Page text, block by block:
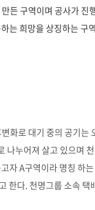
든 구역이며 공사가 진
는 희망을 상징하는 구
화로 대기 중의 공기는
나누어져 살고 있으며
자 A구역이라 명칭 하
한다. 천명그룹 소속